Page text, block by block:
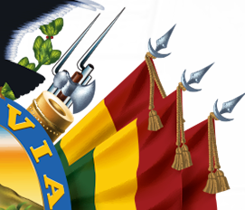
ejemplo, si hubo déficit. La
empresas estatales por su